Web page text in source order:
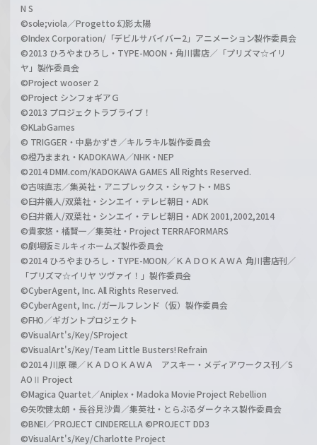
N S
©sole;viola／Progetto 幻影太陽
©Index Corporation/「デビルサバイバー2」アニメーション製作委員会
©2013 ひろやまひろし・TYPE-MOON・角川書店／「プリズマ☆イリ
ヤ」製作委員会
©Project wooser 2
©Project シンフォギアＧ
©2013 プロジェクトラブライブ！
©KLabGames
© TRIGGER・中島かずき／キルラキル製作委員会
©橙乃ままれ・KADOKAWA／NHK・NEP
©2014 DMM.com/KADOKAWA GAMES All Rights Reserved.
©古味直志／集英社・アニプレックス・シャフト・MBS
©臼井儀人/双葉社・シンエイ・テレビ朝日・ADK
©臼井儀人/双葉社・シンエイ・テレビ朝日・ADK 2001,2002,2014
©貴家悠・橘賢一／集英社・Project TERRAFORMARS
©劇場版ミルキィホームズ製作委員会
©2014 ひろやまひろし・TYPE-MOON／ＫＡＤＯＫＡＷＡ 角川書店刊／
「プリズマ☆イリヤ ツヴァイ！」製作委員会
©CyberAgent, Inc. All Rights Reserved.
©CyberAgent, Inc. /ガールフレンド（仮）製作委員会
©FHO／ギガントプロジェクト
©VisualArt's/Key/SProject
©VisualArt's/Key/Team Little Busters! Refrain
©2014 川原 礫／ＫＡＤＯＫＡＷＡ アスキー・メディアワークス刊／S
AOⅡ Project
©Magica Quartet／Aniplex・Madoka Movie Project Rebellion
©矢吹健太朗・長谷見沙貴／集英社・とらぶるダークネス製作委員会
©BNEI／PROJECT CINDERELLA ©PROJECT DD3
©VisualArt's/Key/Charlotte Project